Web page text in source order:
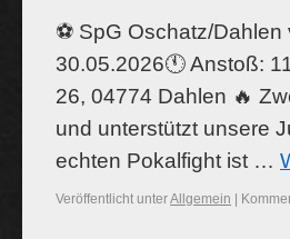
⚽ SpG Oschatz/
30.05.2026🕚 Anstoß:
26, 04774 Dahlen 🔥
und unterstützt unsere
echten Pokalfight ist …
Veröffentlicht unterAllgemein